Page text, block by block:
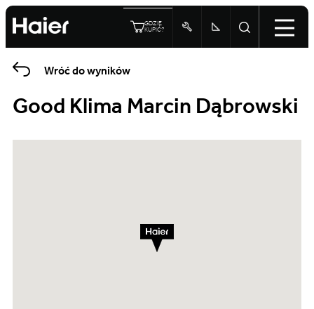
GDZIE
KUPIĆ?
Wróć do wyników
Good Klima Marcin Dąbrowski